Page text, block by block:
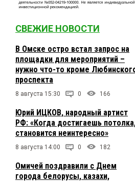
СВЕЖИЕ НОВОСТИ
В Омске остро встал запрос на
площадки для мероприятий –
нужно что-то кроме
проспекта
8 августа 15:30 0 166
Юрий ИЦКОВ, народный артист
РФ: «Когда достигаешь
становится неинтересно»
8 августа 14:00 0 182
Омичей поздравили с Днем
города белорусы, казахи,